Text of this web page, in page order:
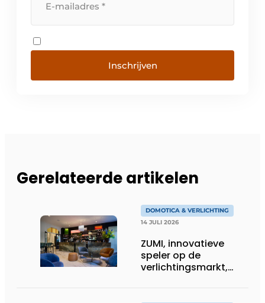
Inschrijven
Gerelateerde artikelen
DOMOTICA & VERLICHTING
14 JULI 2026
ZUMI, innovatieve
speler op de
verlichtingsmarkt,